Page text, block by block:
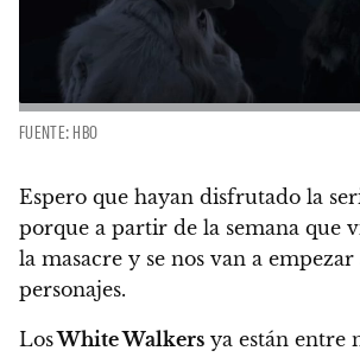
FUENTE: HBO
Espero que hayan disfrutado la
porque a partir de la semana que
la masacre y se nos van a
personajes.
LosWhite Walkers ya están entre